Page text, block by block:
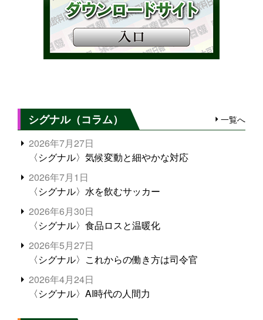
シグナル（コラム） 一覧へ
2026年7月27日
〈シグナル〉気候変動と細やかな対応
2026年7月1日
〈シグナル〉水を飲むサッカー
2026年6月30日
〈シグナル〉食品ロスと温暖化
2026年5月27日
〈シグナル〉これからの働き方は司令官
2026年4月24日
〈シグナル〉AI時代の人間力